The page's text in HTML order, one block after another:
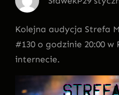
Kolejna audycja Strefa
#130 o godzinie 20:00 w
internecie.